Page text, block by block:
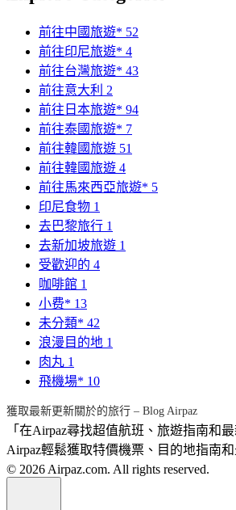
前往中國旅遊* 52
前往印尼旅遊* 4
前往台灣旅遊* 43
前往意大利 2
前往日本旅遊* 94
前往泰國旅遊* 7
前往韓國旅遊 51
前往韓國旅遊 4
前往馬來西亞旅遊* 5
印尼食物 1
去巴黎旅行 1
去新加坡旅遊 1
受歡迎的 4
咖啡館 1
小费* 13
未分類* 42
浪漫目的地 1
肉丸 1
飛機場* 10
獲取最新更新關於的旅行 – Blog Airpaz
「在Airpaz尋找超值航班、旅遊指南和
Airpaz輕鬆獲取特價機票、目的地指南
© 2026 Airpaz.com. All rights reserved.